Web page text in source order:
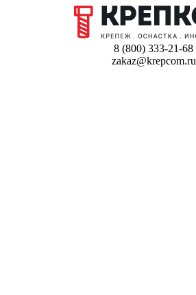
8 (800) 333-21-68
zakaz@krepcom.ru